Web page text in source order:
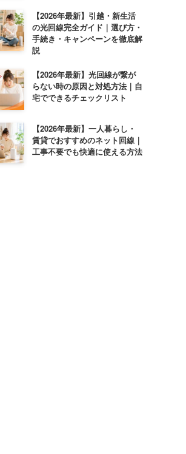
【2026年最新】引越・新生活
の光回線完全ガイド｜選び方・
手続き・キャンペーンを徹底解
説
【2026年最新】光回線が繋が
らない時の原因と対処方法｜自
宅でできるチェックリスト
【2026年最新】一人暮らし・
賃貸でおすすめのネット回線｜
工事不要でも快適に使える方法